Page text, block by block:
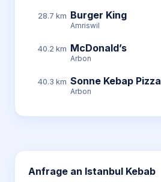
28.7 km Burger King
Amriswil
40.2 km McDonald’s
Arbon
40.3 km Sonne Kebap Pizza
Arbon
Anfrage an Istanbul Kebab